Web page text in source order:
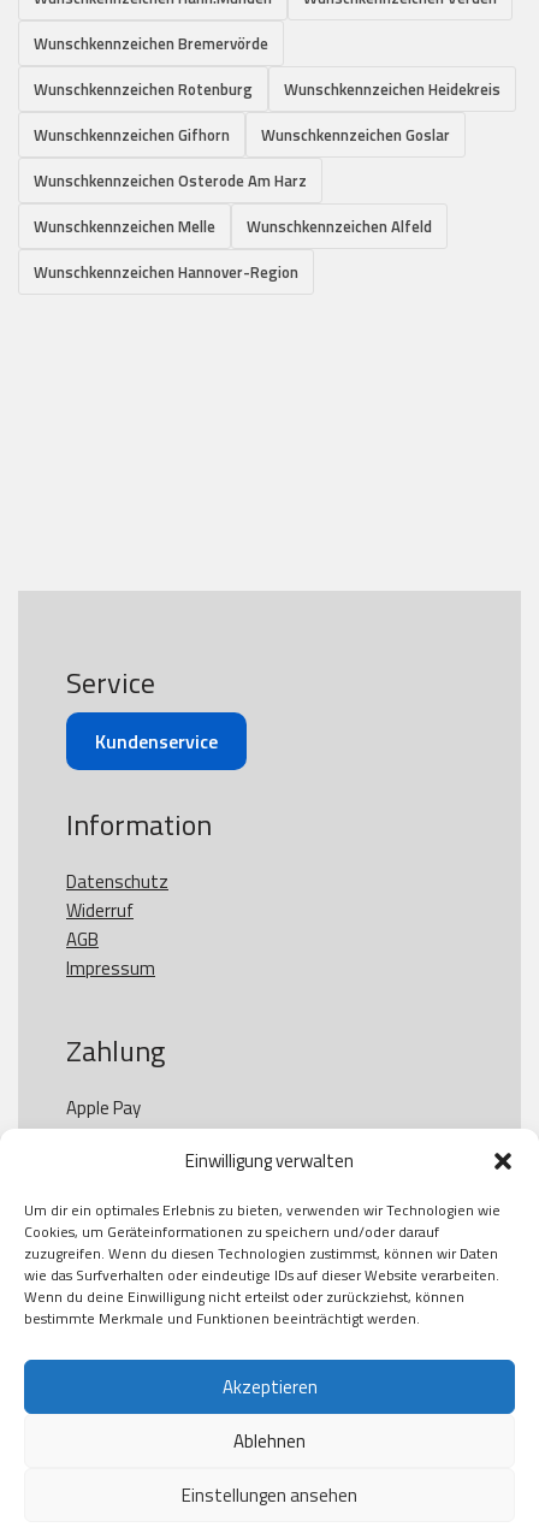
Einwilligung verwalten
Um dir ein optimales Erlebnis zu bieten, verwenden wir Technologien wie
Cookies, um Geräteinformationen zu speichern und/oder darauf
zuzugreifen. Wenn du diesen Technologien zustimmst, können wir Daten
wie das Surfverhalten oder eindeutige IDs auf dieser Website verarbeiten.
Wenn du deine Einwilligung nicht erteilst oder zurückziehst, können
bestimmte Merkmale und Funktionen beeinträchtigt werden.
Akzeptieren
Ablehnen
Einstellungen ansehen
Wunschkennzeichen Bremervörde
Wunschkennzeichen Rotenburg
Wunschkennzeichen Heidekreis
Wunschkennzeichen Gifhorn
Wunschkennzeichen Goslar
Wunschkennzeichen Osterode Am Harz
Wunschkennzeichen Melle
Wunschkennzeichen Alfeld
Wunschkennzeichen Hannover-Region
Service
Kundenservice
Information
Datenschutz
Widerruf
AGB
Impressum
Zahlung
Apple Pay
Paypal
Kauf auf Rechung
Klarna
American Express